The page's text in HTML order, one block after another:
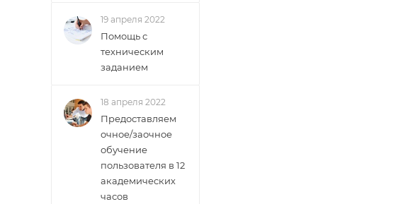
19 апреля 2022
Помощь с
техническим
заданием
18 апреля 2022
Предоставляем
очное/заочное
обучение
пользователя в 12
академических
часов